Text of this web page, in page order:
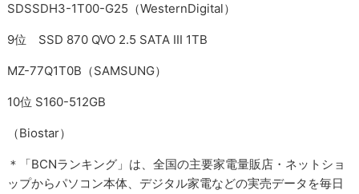
SDSSDH3-1T00-G25（WesternDigital）
9位 SSD 870 QVO 2.5 SATA III 1TB
MZ-77Q1T0B（SAMSUNG）
10位 S160-512GB
（Biostar）
＊「BCNランキング」は、全国の主要家電量販店・ネットショ
ップからパソコン本体、デジタル家電などの実売データを毎日